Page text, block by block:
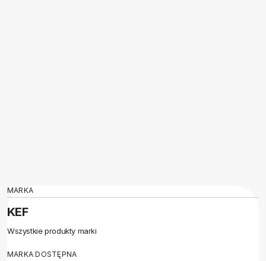
MARKA
KEF
Wszystkie produkty marki
MARKA DOSTĘPNA